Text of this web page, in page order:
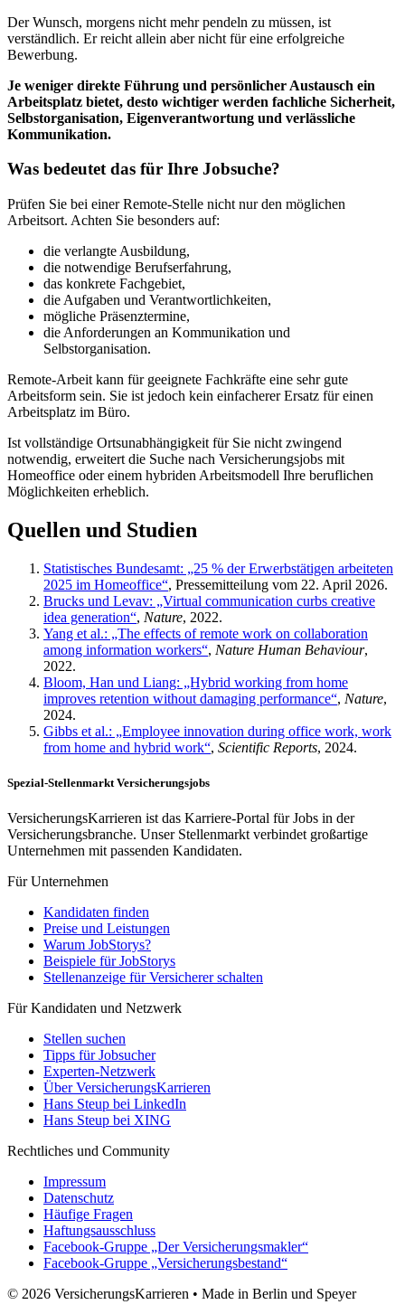
Der Wunsch, morgens nicht mehr pendeln zu müssen, ist
verständlich. Er reicht allein aber nicht für eine erfolgreiche
Bewerbung.
Je weniger direkte Führung und persönlicher Austausch ein
Arbeitsplatz bietet, desto wichtiger werden fachliche Sicherheit,
Selbstorganisation, Eigenverantwortung und verlässliche
Kommunikation.
Was bedeutet das für Ihre Jobsuche?
Prüfen Sie bei einer Remote-Stelle nicht nur den möglichen
Arbeitsort. Achten Sie besonders auf:
die verlangte Ausbildung,
die notwendige Berufserfahrung,
das konkrete Fachgebiet,
die Aufgaben und Verantwortlichkeiten,
mögliche Präsenztermine,
die Anforderungen an Kommunikation und
Selbstorganisation.
Remote-Arbeit kann für geeignete Fachkräfte eine sehr gute
Arbeitsform sein. Sie ist jedoch kein einfacherer Ersatz für einen
Arbeitsplatz im Büro.
Ist vollständige Ortsunabhängigkeit für Sie nicht zwingend
notwendig, erweitert die Suche nach Versicherungsjobs mit
Homeoffice oder einem hybriden Arbeitsmodell Ihre beruflichen
Möglichkeiten erheblich.
Quellen und Studien
Statistisches Bundesamt: „25 % der Erwerbstätigen arbeiteten
2025 im Homeoffice“, Pressemitteilung vom 22. April 2026.
Brucks und Levav: „Virtual communication curbs creative
idea generation“, Nature, 2022.
Yang et al.: „The effects of remote work on collaboration
among information workers“, Nature Human Behaviour,
2022.
Bloom, Han und Liang: „Hybrid working from home
improves retention without damaging performance“, Nature,
2024.
Gibbs et al.: „Employee innovation during office work, work
from home and hybrid work“, Scientific Reports, 2024.
Spezial-Stellenmarkt Versicherungsjobs
VersicherungsKarrieren ist das Karriere-Portal für Jobs in der
Versicherungsbranche. Unser Stellenmarkt verbindet großartige
Unternehmen mit passenden Kandidaten.
Für Unternehmen
Kandidaten finden
Preise und Leistungen
Warum JobStorys?
Beispiele für JobStorys
Stellenanzeige für Versicherer schalten
Für Kandidaten und Netzwerk
Stellen suchen
Tipps für Jobsucher
Experten-Netzwerk
Über VersicherungsKarrieren
Hans Steup bei LinkedIn
Hans Steup bei XING
Rechtliches und Community
Impressum
Datenschutz
Häufige Fragen
Haftungsausschluss
Facebook-Gruppe „Der Versicherungsmakler“
Facebook-Gruppe „Versicherungsbestand“
© 2026 VersicherungsKarrieren • Made in Berlin und Speyer